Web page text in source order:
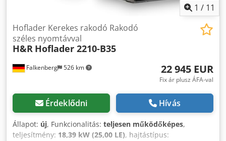
1 / 11
Falkenberg 526 km
Hoflader Kerekes rakodó Rakodó
széles nyomtávval
H&R Hoflader 2210-B35
22 945 EUR
Fix ár plusz ÁFA-val
Érdeklődni Hívás
Állapot: új, Funkcionalitás: teljesen működőképes,
teljesítmény: 18,39 kW (25,00 LE), hajtástípus: